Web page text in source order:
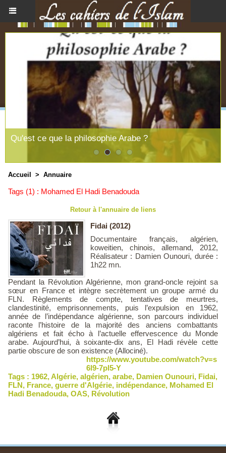
Qu'est ce que la philosophie Arabe ?
Accueil > Annuaire
Tags (1) : Mohamed El Hadi Benadouda
Retour à l'annuaire de liens
Fidai (2012)
Documentaire français, algérien,
koweitien, chinois, allemand, 2012,
Réalisateur : Damien Ounouri, durée :
1h22 mn.
Pendant la Révolution Algérienne, mon grand-oncle rejoint sa
sœur en France et intègre secrètement un groupe armé du
FLN. Règlements de compte, tentatives de meurtres,
clandestinité, emprisonnements, puis l’expulsion en 1962,
année de l’indépendance algérienne, son parcours individuel
raconte l’histoire de la majorité des anciens combattants
algériens et fait écho à l’actuelle effervescence du Monde
arabe. Aujourd’hui, à soixante-dix ans, El Hadi révèle cette
partie obscure de son existence (Allociné).
https://www.youtube.com/watch?v=s
6l9-7pl5-Y
Tags : 1962,Algérie, algérien, arabe, Damien Ounouri, Fidai,
FLN, France, guerre d'Algérie, indépendance, Mohamed El
Hadi Benadouda, OAS, Révolution